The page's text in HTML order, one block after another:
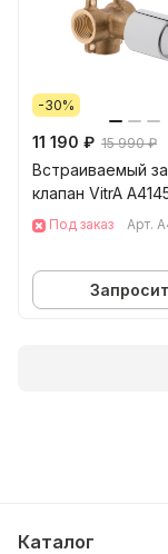
-30%
11 190 ₽ 15 990 ₽
Встраиваемый
клапан VitrA
Под заказ Арт.
Каталог